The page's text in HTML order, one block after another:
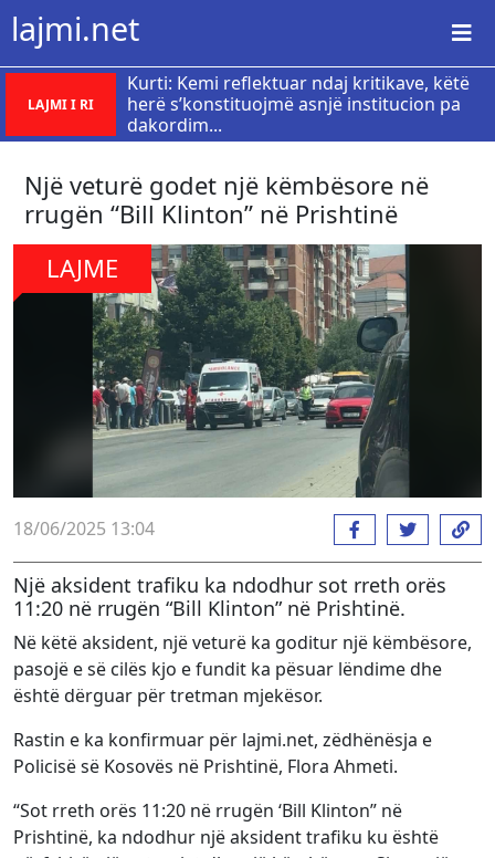
lajmi.net
LAJMI I RI
Kurti: Kemi reflektuar ndaj kritikave, këtë
herë s’konstituojmë asnjë institucion pa
dakordim...
Një veturë godet një këmbësore në
rrugën “Bill Klinton” në Prishtinë
LAJME
18/06/2025 13:04
Një aksident trafiku ka ndodhur sot rreth orës
11:20 në rrugën “Bill Klinton” në Prishtinë.
Në këtë aksident, një veturë ka goditur një këmbësore,
pasojë e së cilës kjo e fundit ka pësuar lëndime dhe
është dërguar për tretman mjekësor.
Rastin e ka konfirmuar për lajmi.net, zëdhënësja e
Policisë së Kosovës në Prishtinë, Flora Ahmeti.
“Sot rreth orës 11:20 në rrugën ‘Bill Klinton” në
Prishtinë, ka ndodhur një aksident trafiku ku është